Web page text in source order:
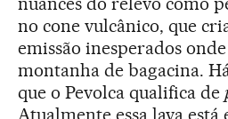
no cone vulcânico, que
emissão inesperados
montanha de bagacina.
que o Pevolca qualifica de
Atualmente essa lava está